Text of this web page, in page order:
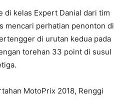
di kelas Expert Danial dari tim
mencari perhatian penonton di
di urutan kedua pada
torehan 33 point di susul
MotoPrix 2018, Renggi